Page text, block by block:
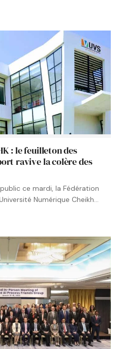
: le feuilleton des
ravive la colère des
ce mardi, la Fédération
Numérique Cheikh